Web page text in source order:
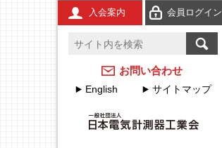
ト
JEMIMA会報
アクセスマップ
JEMIMA主要行事（会員
安全計装システム（SIS）
温度計測のFAQ
JCSS連絡会のご案内
計測器メーカーのJCSS校
JEMIMAのJCSSの取組
JEMIMA JCSS校正サービ
入会案内
会員ログイン
お問い合わせ
English サイトマップ